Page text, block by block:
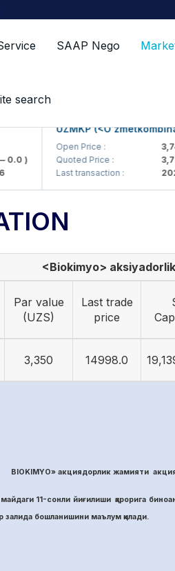
SAAP Nego
search
)
UZMKP (<O'zmetkombinat>
Open Price :
Quoted Price :
Last transaction :
2026-
<Biokimyo>
Par value
(UZS)
Last trade
price
3,350 14998.0
BIOKIMYO» акциядорлик жамияти
11-сонли йиғилиши қарорига
бошланишини маълум қилади.